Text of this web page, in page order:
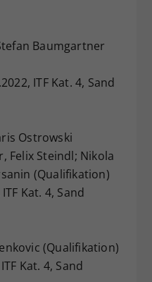
Baumgartner
ITF Kat. 4, Sand
Ostrowski
Felix Steindl; Nikola
(Qualifikation)
Kat. 4, Sand
(Qualifikation)
Kat. 4, Sand